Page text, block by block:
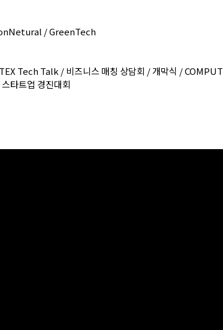
/ GreenTech
Tech Talk / 비즈니스 매칭 상담회 / 개막식 /
타트업 경진대회